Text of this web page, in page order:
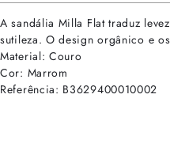
A sandália Milla Flat traduz
sutileza. O design orgânico e
Material: Couro
Cor: Marrom
Referência: B3629400010002